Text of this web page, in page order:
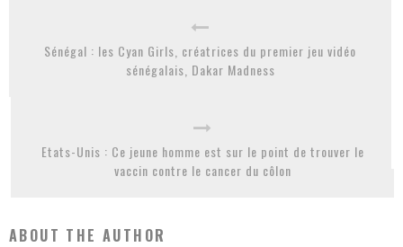
Sénégal : les Cyan Girls, créatrices du premier jeu vidéo
sénégalais, Dakar Madness
Etats-Unis : Ce jeune homme est sur le point de trouver le
vaccin contre le cancer du côlon
ABOUT THE AUTHOR